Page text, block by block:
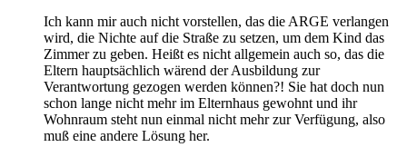
Ich kann mir auch nicht vorstellen, das die ARGE verlangen
wird, die Nichte auf die Straße zu setzen, um dem Kind das
Zimmer zu geben. Heißt es nicht allgemein auch so, das die
Eltern hauptsächlich wärend der Ausbildung zur
Verantwortung gezogen werden können?! Sie hat doch nun
schon lange nicht mehr im Elternhaus gewohnt und ihr
Wohnraum steht nun einmal nicht mehr zur Verfügung, also
muß eine andere Lösung her.